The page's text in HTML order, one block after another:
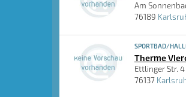
Am
76189
SPORTBAD/
Therme
Ettlinger Str. 4
76137